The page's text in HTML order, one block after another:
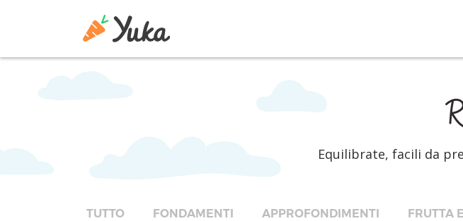
Equilibrate, facili da
TUTTO FONDAMENTI APPROFONDIMENTI FRUTTA